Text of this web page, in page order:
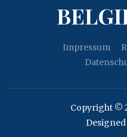
Impressum
Copyright ©